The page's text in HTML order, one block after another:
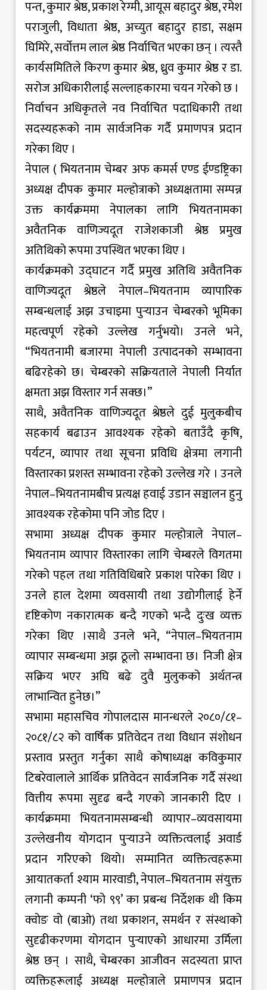
पन्त, कुमार श्रेष्ठ, प्रकाश रेग्मी, आयूस बहादुर श्रेष्ठ, रमेश
पराजुली, विधाता श्रेष्ठ, अच्युत बहादुर हाडा, सक्षम
घिमिरे, सर्वोत्तम लाल श्रेष्ठ निर्वाचित भएका छन् । त्यस्तै
कार्यसमितिले किरण कुमार श्रेष्ठ, ध्रुव कुमार श्रेष्ठ र डा.
सरोज अधिकारीलाई सल्लाहकारमा चयन गरेको छ ।
निर्वाचन अधिकृतले नव निर्वाचित पदाधिकारी तथा
सदस्यहरूको नाम सार्वजनिक गर्दै प्रमाणपत्र प्रदान
गरेका थिए ।
नेपाल ( भियतनाम चेम्बर अफ कमर्स एण्ड ईण्डष्ट्रिका
अध्यक्ष दीपक कुमार मल्होत्राको अध्यक्षतामा सम्पन्न
उक्त कार्यक्रममा नेपालका लागि भियतनामका
अवैतनिक वाणिज्यदूत राजेशकाजी श्रेष्ठ प्रमुख
अतिथिको रूपमा उपस्थित भएका थिए ।
कार्यक्रमको उद्घाटन गर्दै प्रमुख अतिथि अवैतनिक
वाणिज्यदूत श्रेष्ठले नेपाल–भियतनाम व्यापारिक
सम्बन्धलाई अझ उचाइमा पुर्‍याउन चेम्बरको भूमिका
महत्वपूर्ण रहेको उल्लेख गर्नुभयो। उनले भने,
“भियतनामी बजारमा नेपाली उत्पादनको सम्भावना
बढिरहेको छ। चेम्बरको सक्रियताले नेपाली निर्यात
क्षमता अझ विस्तार गर्न सक्छ।”
साथै, अवैतनिक वाणिज्यदूत श्रेष्ठले दुई मुलुकबीच
सहकार्य बढाउन आवश्यक रहेको बताउँदै कृषि,
पर्यटन, व्यापार तथा सूचना प्रविधि क्षेत्रमा लगानी
विस्तारका प्रशस्त सम्भावना रहेको उल्लेख गरे । उनले
नेपाल–भियतनामबीच प्रत्यक्ष हवाई उडान सञ्चालन हुनु
आवश्यक रहेकोमा पनि जोड दिए ।
सभामा अध्यक्ष दीपक कुमार मल्होत्राले नेपाल–
भियतनाम व्यापार विस्तारका लागि चेम्बरले विगतमा
गरेको पहल तथा गतिविधिबारे प्रकाश पारेका थिए ।
उनले हाल देशमा व्यवसायी तथा उद्योगीलाई हेर्ने
दृष्टिकोण नकारात्मक बन्दै गएको भन्दै दुःख व्यक्त
गरेका थिए ।साथै उनले भने, “नेपाल–भियतनाम
व्यापार सम्बन्धमा अझ ठूलो सम्भावना छ। निजी क्षेत्र
सक्रिय भएर अघि बढे दुवै मुलुकको अर्थतन्त्र
लाभान्वित हुनेछ।”
सभामा महासचिव गोपालदास मानन्धरले २०८०/८१–
२०८१/८२ को वार्षिक प्रतिवेदन तथा विधान संशोधन
प्रस्ताव प्रस्तुत गर्नुका साथै कोषाध्यक्ष कविकुमार
टिबरेवालाले आर्थिक प्रतिवेदन सार्वजनिक गर्दै संस्था
वित्तीय रूपमा सुदृढ बन्दै गएको जानकारी दिए ।
कार्यक्रममा भियतनामसम्बन्धी व्यापार–व्यवसायमा
उल्लेखनीय योगदान पुर्‍याउने व्यक्तित्वलाई अवार्ड
प्रदान गरिएको थियो। सम्मानित व्यक्तित्वहरूमा
आयातकर्ता श्याम मारवाडी, नेपाल–भियतनाम संयुक्त
लगानी कम्पनी ‘फो ९९’ का प्रबन्ध निर्देशक थी किम
क्वोङ वो (बाओ) तथा प्रकाशन, समर्थन र संस्थाको
सुदृढीकरणमा योगदान पुर्‍याएको आधारमा उर्मिला
श्रेष्ठ छन् । साथै, चेम्बरका आजीवन सदस्यता प्राप्त
व्यक्तिहरूलाई अध्यक्ष मल्होत्राले प्रमाणपत्र प्रदान